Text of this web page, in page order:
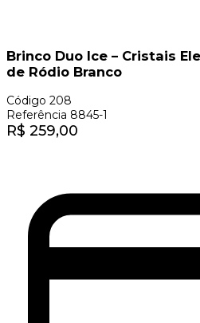
Brinco Duo Ice – Cristais
de Ródio Branco
Código 208
Referência 8845-1
R$ 259,00